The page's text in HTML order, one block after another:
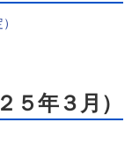
５年３月）